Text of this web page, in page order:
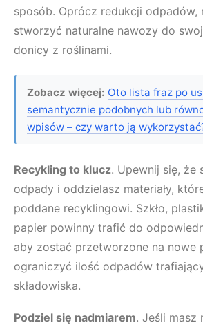
sposób. Oprócz redukcji odpadów,
stworzyć naturalne nawozy do
donicy z roślinami.
Zobacz więcej: Oto lista fraz po
semantycznie podobnych lub
wpisów – czy warto ją
Recykling to klucz. Upewnij się, że
odpady i oddzielasz materiały,
poddane recyklingowi. Szkło,
papier powinny trafić do
aby zostać przetworzone na nowe
ograniczyć ilość odpadów
składowiska.
Podziel się nadmiarem. Jeśli masz